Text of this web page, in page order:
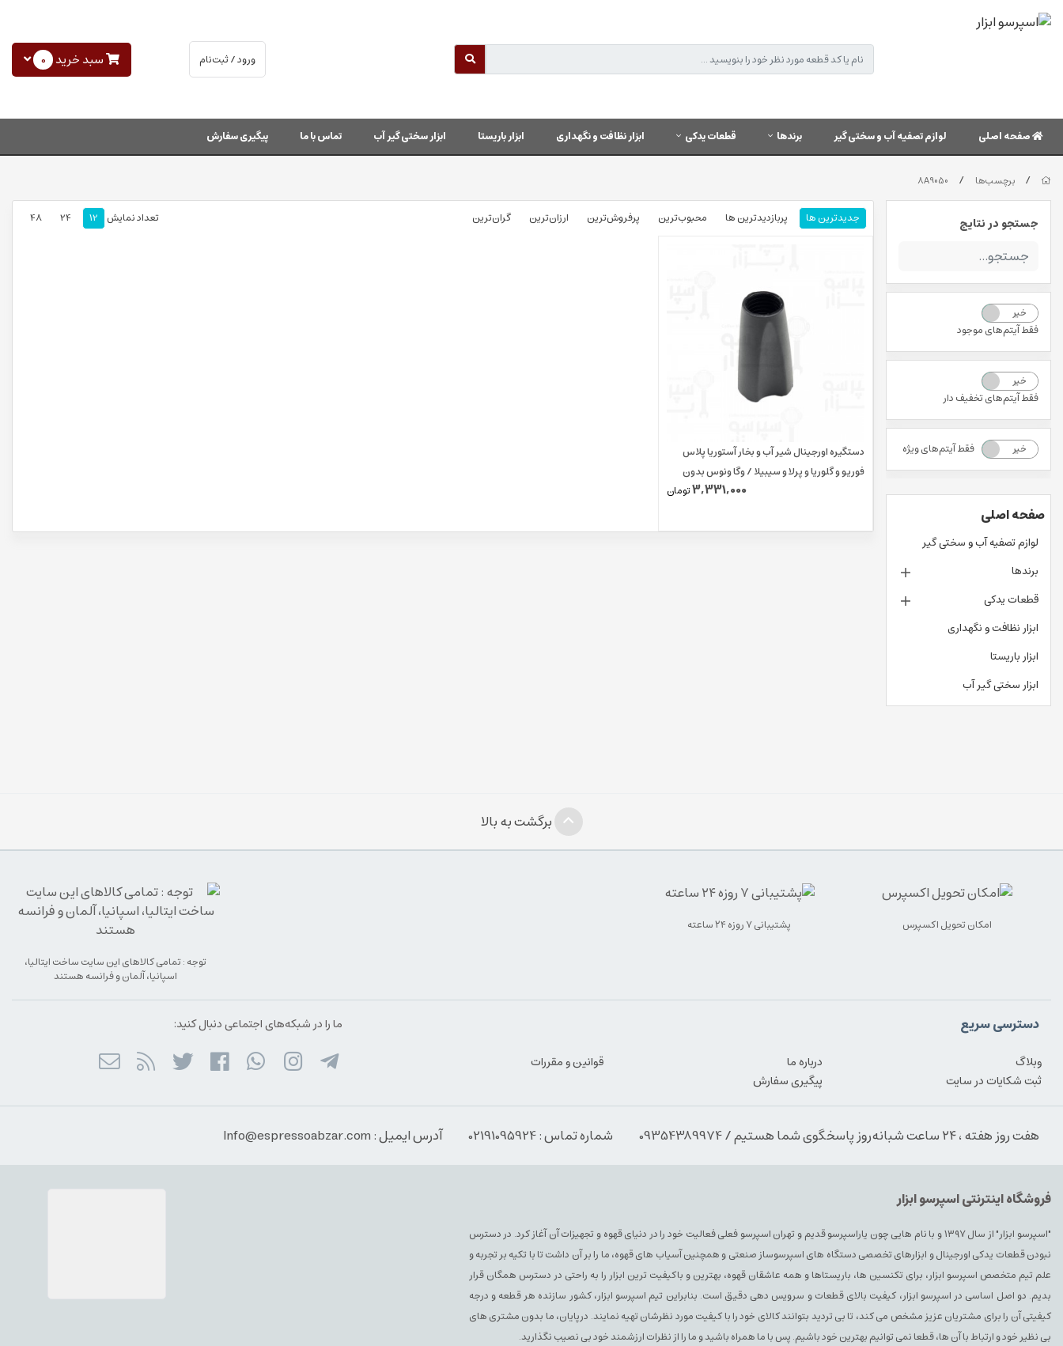
ورود / ثبت‌نام سبد خرید 0
صفحه اصلی لوازم تصفیه آب و سختی گیر برندها قطعات یدکی ابزار نظافت و نگهداری ابزار باریستا ابزار سختی گیر آب تماس با ما پیگیری سفارش
/ برچسب‌ها /
8A9050
جستجو در نتایج
خیر
فقط آیتم‌های موجود
خیر
فقط آیتم‌های تخفیف دار
بله خیر فقط آیتم‌های ویژه
صفحه اصلی
لوازم تصفیه آب و سختی گیر
برندها
قطعات یدکی
ابزار نظافت و نگهداری
ابزار باریستا
ابزار سختی گیر آب
جدیدترین ها پربازدیدترین ها محبوب‌‌ترین پرفروش‌ترین ارزان‌ترین گران‌ترین تعداد نمایش 12
24
48
دستگیره اورجینال شیر آب و بخار آستوریا پلاس
فوریو و گلوریا و پرلا و سیبیلا / وگا ونوس بدون
3,331,000تومان
برگشت به بالا
امکان تحویل اکسپرس پشتیبانی ۷ روزه ۲۴ ساعته
توجه : تمامی کالاهای این سایت ساخت ایتالیا،
اسپانیا، آلمان و فرانسه هستند
دسترسی سریع
وبلاگ درباره ما
قوانین و مقررات
ثبت شکایات در سایت
پیگیری سفارش
ما را در شبکه‌های اجتماعی دنبال کنید:
هفت روز هفته ، ۲۴ ساعت شبانه‌روز پاسخگوی شما هستیم / 09354389974 شماره تماس : 02191095924 آدرس ایمیل : Info@espressoabzar.com
فروشگاه اینترنتی اسپرسو ابزار
"اسپرسو ابزار" از سال ۱۳۹۷ و با نام هایی چون یاراسپرسو قدیم و تهران اسپرسو فعلی فعالیت خود را در دنیای قهوه و تجهیزات آن آغاز کرد. در دسترس
نبودن قطعات یدکی اورجینال و ابزارهای تخصصی دستگاه های اسپرسوساز صنعتی و همچنین آسیاب های قهوه، ما را بر آن داشت تا با تکیه بر تجربه و
علم تیم متخصص اسپرسو ابزار، برای تکنسین ها، باریستاها و همه عاشقان قهوه، بهترین و باکیفیت ترین ابزار را به راحتی در دسترس همگان قرار
بدیم. دو اصل اساسی در اسپرسو ابزار، کیفیت بالای قطعات و سرویس دهی دقیق است. بنابراین تیم اسپرسو ابزار، کشور سازنده هر قطعه و درجه
کیفیتی آن را برای مشتریان عزیز مشخص می کند، تا بی تردید بتوانند کالای خود را با کیفیت مورد نظرشان تهیه نمایند. درپایان، ما بدون مشتری های
بی نظیر خود و ارتباط با آن ها، قطعا نمی توانیم بهترین خود باشیم. پس با ما همراه باشید و ما را از نظرات ارزشمند خود بی نصیب نگذارید.